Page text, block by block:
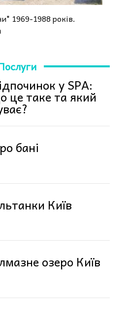
1969-1988 років.
у SPA:
це таке та який
бані
Київ
озеро Київ